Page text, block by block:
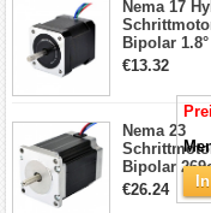
Nema 17
Bipolar
2A 4 Drähte
Drucker/
€13.32
Nema 23
Bipolar
2,8A
4-Draht-
€26.24